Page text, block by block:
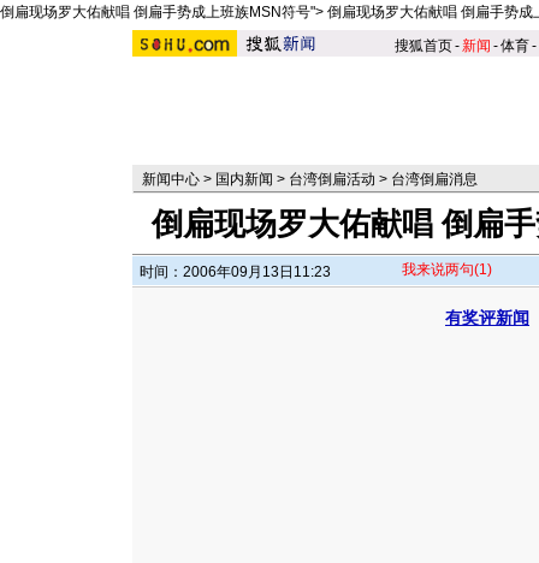
倒扁现场罗大佑献唱 倒扁手势成上班族MSN符号"> 倒扁现场罗大佑献唱 倒扁手势成
搜狐首页-新闻 -体育-
新闻中心 > 国内新闻 > 台湾倒扁活动 > 台湾倒扁消息
倒扁现场罗大佑献唱 倒扁
时间：2006年09月13日11:23 我来说两句(1)
有奖评新闻